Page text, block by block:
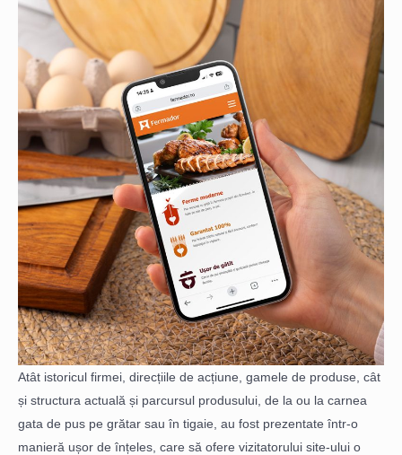
Atât istoricul firmei, direcțiile de acțiune, gamele de produse, cât
și structura actuală și parcursul produsului, de la ou la carnea
gata de pus pe grătar sau în tigaie, au fost prezentate într-o
manieră ușor de înțeles, care să ofere vizitatorului site-ului o